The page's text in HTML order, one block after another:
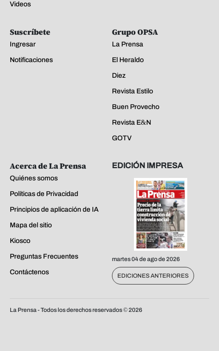
Videos
Suscríbete
Ingresar
Notificaciones
Grupo OPSA
La Prensa
El Heraldo
Diez
Revista Estilo
Buen Provecho
Revista E&N
GOTV
Acerca de La Prensa
Quiénes somos
Políticas de Privacidad
Principios de aplicación de IA
Mapa del sitio
Kiosco
Preguntas Frecuentes
Contáctenos
EDICIÓN IMPRESA
martes 04 de ago de 2026
EDICIONES ANTERIORES
La Prensa - Todos los derechos reservados ©2026